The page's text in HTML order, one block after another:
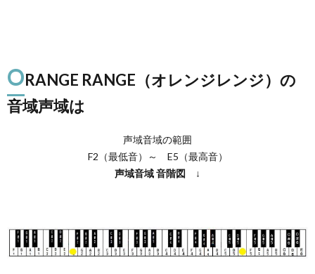
ORANGE RANGE（オレンジレンジ）の
音域声域は
声域音域の範囲
F2（最低音）～ E5（最高音）
声域音域音階図 ↓